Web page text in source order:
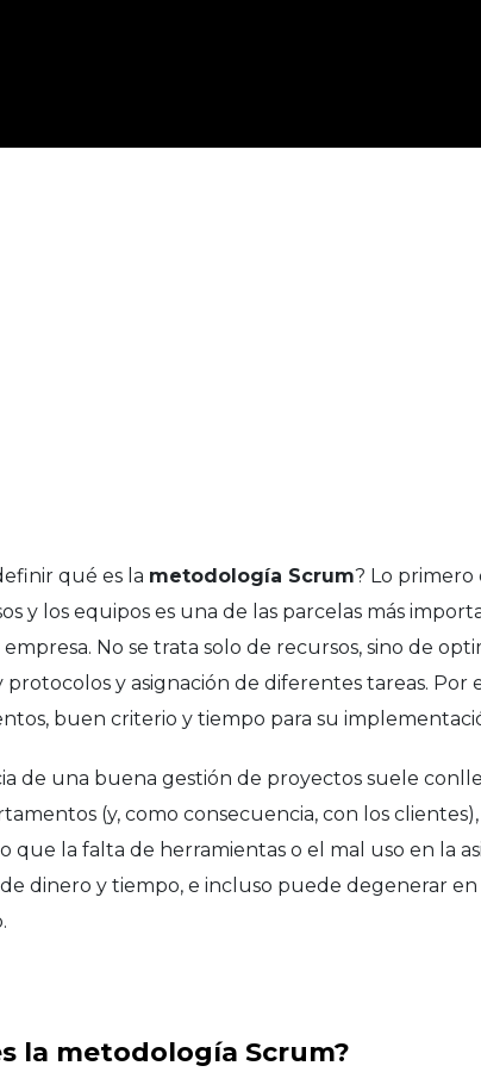
qué es la metodología Scrum? Lo primero
y los equipos es una de las parcelas más
No se trata solo de recursos, sino de
protocolos y asignación de diferentes tareas.
buen criterio y tiempo para su
de una buena gestión de proyectos suele
(y, como consecuencia, con los
que la falta de herramientas o el mal uso en la
dinero y tiempo, e incluso puede degenerar
la metodología Scrum?